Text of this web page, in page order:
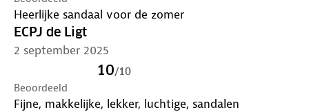
Heerlijke sandaal voor de zomer
ECPJ de Ligt
2 september 2025
10/10
Beoordeeld
Fijne, makkelijke, lekker, luchtige, sandalen